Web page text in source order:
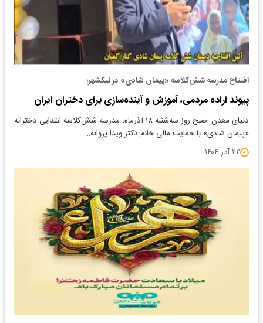
افتتاح مدرسه شش‌کلاسه «پیمان شادی» در نیکشهر؛
پیوند اراده مردمی، آموزش و آینده‌سازی برای دختران ایران
دنیای معدن: صبح روز سه‌شنبه ۱۸ آذرماه، مدرسه شش‌کلاسه ابتدایی دخترانه
«پیمان شادی» با حمایت مالی خانم دکتر ویدا پروانه…
۲۲ آذر ۱۴۰۴